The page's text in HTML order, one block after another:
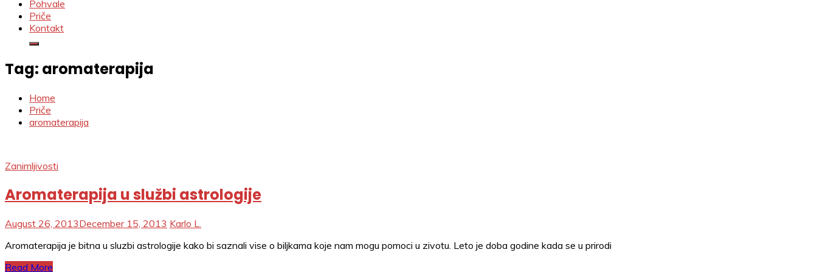
Pohvale
Priče
Kontakt
Tag: aromaterapija
Home
Priče
aromaterapija
Zanimljivosti
Aromaterapija u službi astrologije
August 26, 2013December 15, 2013 Karlo L.
Aromaterapija je bitna u sluzbi astrologije kako bi saznali vise o biljkama koje nam mogu pomoci u zivotu. Leto je doba godine kada se u prirodi
Read More